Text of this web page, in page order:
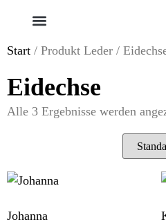
Start / Produkt Leder /
Eidechse
Alle 3 Ergebnisse werden
Johanna